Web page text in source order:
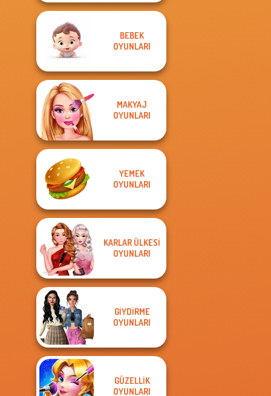
BEBEK
OYUNLARI
MAKYAJ
OYUNLARI
YEMEK
OYUNLARI
KARLAR ÜLKESI
OYUNLARI
GIYDIRME
OYUNLARI
GÜZELLIK
OYUNLARI